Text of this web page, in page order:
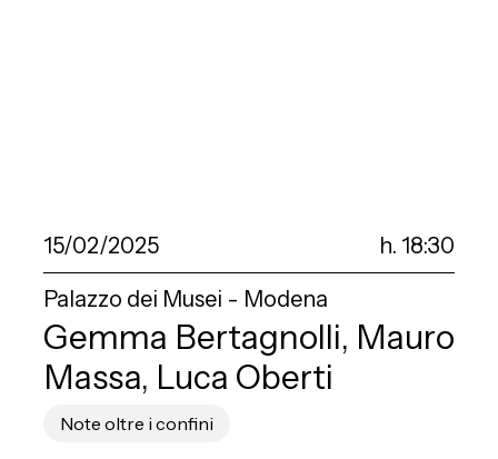
15/02/2025
h. 18:30
Palazzo dei Musei - Modena
Gemma Bertagnolli, Mauro
Massa, Luca Oberti
Note oltre i confini